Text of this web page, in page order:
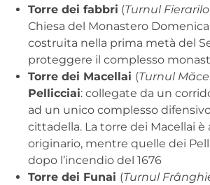
Torre dei fabbri (Turnul
Chiesa del Monastero
costruita nella prima metà del
proteggere il complesso
Torre dei Macellai (Turnul
Pellicciai: collegate da un
ad un unico complesso
cittadella. La torre dei Macellai è
originario, mentre quelle dei
dopo l’incendio del 1676
Torre dei Funai (Turnul